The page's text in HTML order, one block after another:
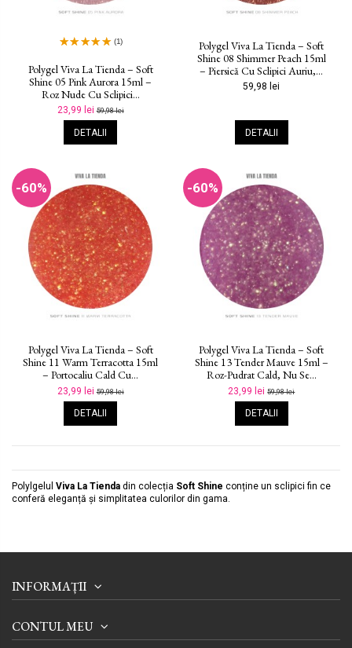
(1)
Polygel Viva La Tienda – Soft
Shine 05 Pink Aurora 15ml –
Roz Nude Cu Sclipici...
23,99 lei59,98 lei
DETALII
Polygel Viva La Tienda – Soft
Shine 08 Shimmer Peach 15ml
– Piersică Cu Sclipici Auriu,...
59,98 lei
DETALII
-60%
Polygel Viva La Tienda – Soft
Shine 11 Warm Terracotta 15ml
– Portocaliu Cald Cu...
23,99 lei59,98 lei
DETALII
-60%
Polygel Viva La Tienda – Soft
Shine 13 Tender Mauve 15ml –
Roz-Pudrat Cald, Nu Se...
23,99 lei59,98 lei
DETALII
Polylgelul Viva La Tienda din colecția Soft Shine conține un sclipici fin ce
conferă eleganță și simplitatea culorilor din gama.
INFORMAȚII
CONTUL MEU